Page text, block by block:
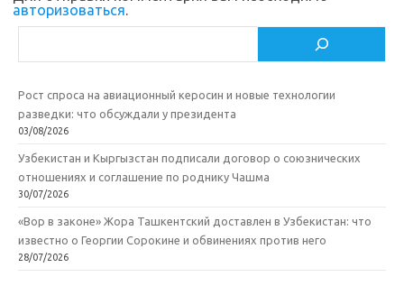
авторизоваться.
Рост спроса на авиационный керосин и новые технологии
разведки: что обсуждали у президента
03/08/2026
Узбекистан и Кыргызстан подписали договор о союзнических
отношениях и соглашение по роднику Чашма
30/07/2026
«Вор в законе» Жора Ташкентский доставлен в Узбекистан: что
известно о Георгии Сорокине и обвинениях против него
28/07/2026